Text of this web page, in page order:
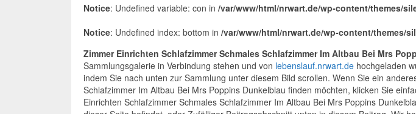
Notice: Undefined variable: con in /var/www/html/nrwart.de/wp-content/themes/
Notice: Undefined index: bottom in /var/www/html/nrwart.de/wp-content/themes/
Zimmer Einrichten Schlafzimmer Schmales Schlafzimmer Im Altbau Bei Mrs
Sammlungsgalerie in Verbindung stehen und von lebenslauf.nrwart.de hochgeladen
indem Sie nach unten zur Sammlung unter diesem Bild scrollen. Wenn Sie ein
Schlafzimmer Im Altbau Bei Mrs Poppins Dunkelblau finden möchten, klicken Sie
Einrichten Schlafzimmer Schmales Schlafzimmer Im Altbau Bei Mrs Poppins